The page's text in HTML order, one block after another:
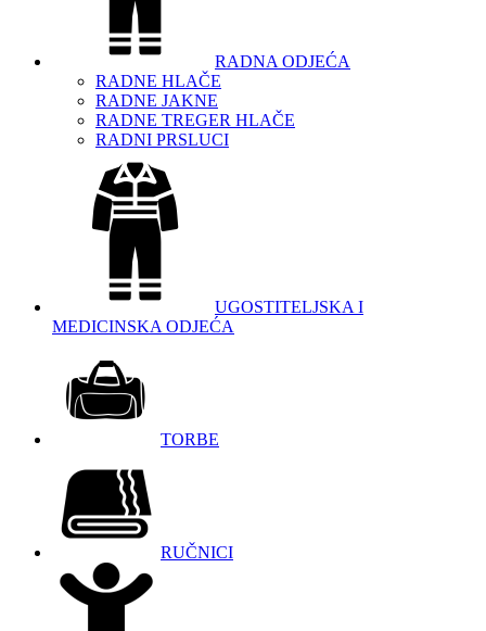
RADNA ODJEĆA
RADNE HLAČE
RADNE JAKNE
RADNE TREGER HLAČE
RADNI PRSLUCI
UGOSTITELJSKA I
MEDICINSKA ODJEĆA
TORBE
RUČNICI